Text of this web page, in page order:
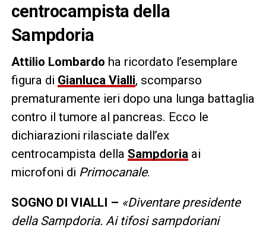
centrocampista della
Sampdoria
Attilio Lombardo ha ricordato l’esemplare
figura di Gianluca Vialli, scomparso
prematuramente ieri dopo una lunga battaglia
contro il tumore al pancreas. Ecco le
dichiarazioni rilasciate dall’ex
centrocampista della Sampdoria ai
microfoni di Primocanale.
SOGNO DI VIALLI – «Diventare presidente
della Sampdoria. Ai tifosi sampdoriani